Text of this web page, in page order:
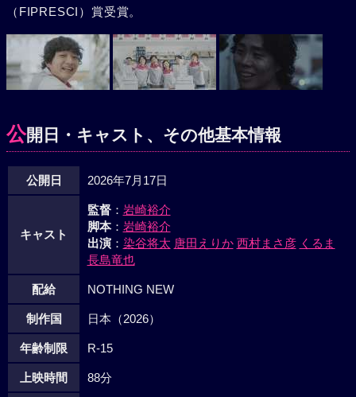
（FIPRESCI）賞受賞。
公開日・キャスト、その他基本情報
公開日 2026年7月17日
キャスト
監督： 岩崎裕介
脚本： 岩崎裕介
出演： 染谷将太 唐田えりか 西村まさ彦 くるま
長島竜也
配給 NOTHING NEW
制作国 日本（2026）
年齢制限 R-15
上映時間 88分